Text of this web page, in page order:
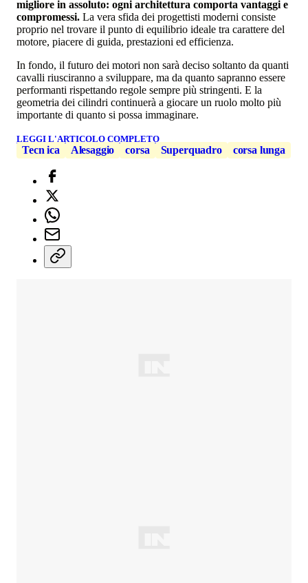
migliore in assoluto: ogni architettura comporta vantaggi e
compromessi. La vera sfida dei progettisti moderni consiste
proprio nel trovare il punto di equilibrio ideale tra carattere del
motore, piacere di guida, prestazioni ed efficienza.
In fondo, il futuro dei motori non sarà deciso soltanto da quanti
cavalli riusciranno a sviluppare, ma da quanto sapranno essere
performanti rispettando regole sempre più stringenti. E la
geometria dei cilindri continuerà a giocare un ruolo molto più
importante di quanto si possa immaginare.
LEGGI L'ARTICOLO COMPLETO
Tecn ica Alesaggio corsa Superquadro corsa lunga